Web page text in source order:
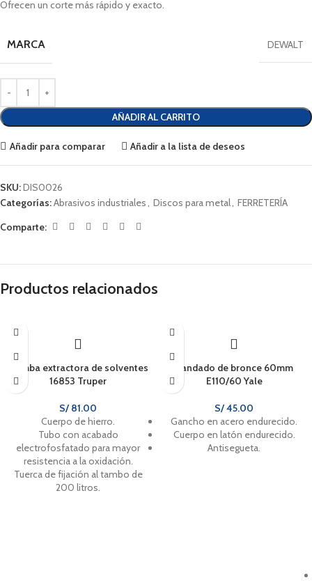
Ofrecen un corte más rápido y exacto.
MARCA DEWALT
AÑADIR AL CARRITO
Añadir para comparar Añadir a la lista de deseos
SKU:DIS0026
Categorías:Abrasivos industriales, Discos para metal, FERRETERÍA
Comparte:
Productos relacionados
Bomba extractora de solventes
16853 Truper
S/ 81.00
Cuerpo de hierro.
Tubo con acabado
electrofosfatado para mayor
resistencia a la oxidación.
Tuerca de fijación al tambo de
200 litros.
Candado de bronce 60mm
E110/60 Yale
S/45.00
Gancho en acero endurecido.
Cuerpo en latón endurecido.
Antisegueta.